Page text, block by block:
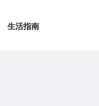
生活指南